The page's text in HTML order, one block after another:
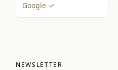
Google ✓
NEWSLETTER